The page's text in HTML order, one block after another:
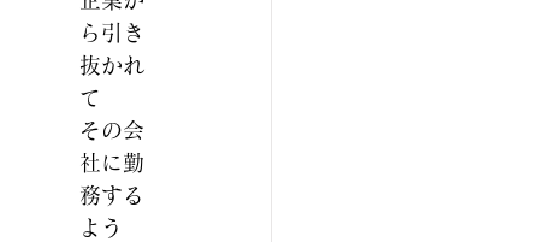
ら引き
抜かれ
て
その会
社に勤
務する
よう